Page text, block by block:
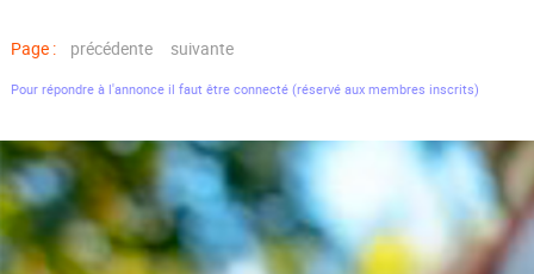
Page : précédente suivante
Pour répondre à l'annonce il faut être connecté (réservé aux membres inscrits)